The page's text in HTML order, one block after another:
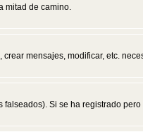
mitad de camino.
mensajes, modificar, etc.
Si se ha registrado